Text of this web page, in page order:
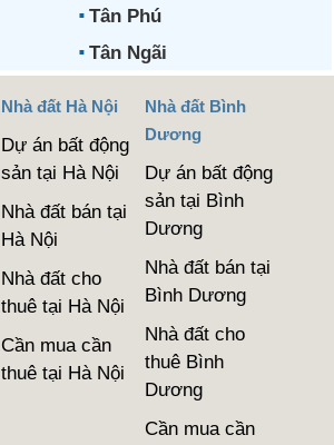
Tân Phú
Tân Ngãi
Nhà đất Hà Nội
Dự án bất động
sản tại Hà Nội
Nhà đất bán tại
Hà Nội
Nhà đất cho
thuê tại Hà Nội
Cần mua cần
thuê tại Hà Nội
Nhà đất Bình
Dương
Dự án bất động
sản tại Bình
Dương
Nhà đất bán tại
Bình Dương
Nhà đất cho
thuê Bình
Dương
Cần mua cần